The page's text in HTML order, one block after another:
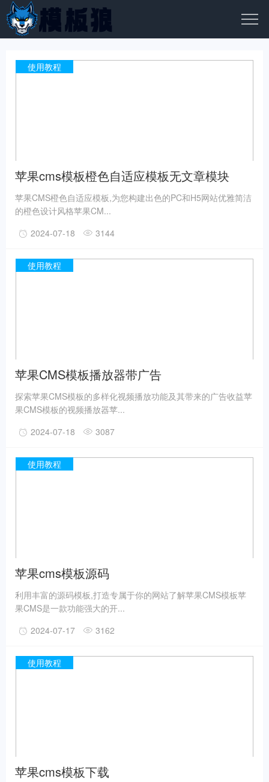
使用教程
苹果cms模板橙色自适应模板无文章模块
PC+H5
苹果CMS橙色自适应模板,为您构建出色的PC和H5网站优雅简洁
的橙色设计风格苹果CM...
2024-07-18
3144
使用教程
苹果CMS模板播放器带广告
探索苹果CMS模板的多样化视频播放功能及其带来的广告收益苹
果CMS模板的视频播放器苹...
2024-07-18
3087
使用教程
苹果cms模板源码
利用丰富的源码模板,打造专属于你的网站了解苹果CMS模板苹
果CMS是一款功能强大的开...
2024-07-17
3162
使用教程
苹果cms模板下载